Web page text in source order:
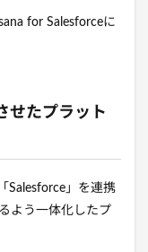
for Salesforceに
せたプラット
Salesforce」を連携
よう一体化したプ